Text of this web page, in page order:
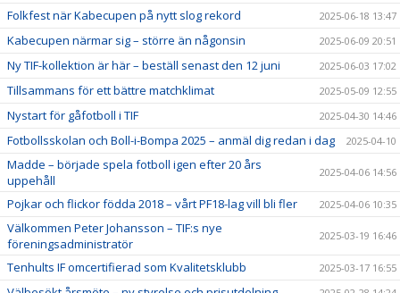
Folkfest när Kabecupen på nytt slog rekord 2025-06-18 13:47
Kabecupen närmar sig – större än någonsin 2025-06-09 20:51
Ny TIF-kollektion är här – beställ senast den 12 juni 2025-06-03 17:02
Tillsammans för ett bättre matchklimat 2025-05-09 12:55
Nystart för gåfotboll i TIF 2025-04-30 14:46
Fotbollsskolan och Boll-i-Bompa 2025 – anmäl dig redan i dag 2025-04-10
Madde – började spela fotboll igen efter 20 års
uppehåll
2025-04-06 14:56
Pojkar och flickor födda 2018 – vårt PF18-lag vill bli fler 2025-04-06 10:35
Välkommen Peter Johansson – TIF:s nye
föreningsadministratör
2025-03-19 16:46
Tenhults IF omcertifierad som Kvalitetsklubb 2025-03-17 16:55